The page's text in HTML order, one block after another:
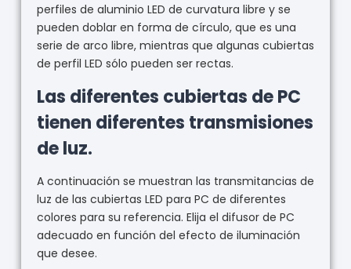
perfiles de aluminio LED de curvatura libre y se
pueden doblar en forma de círculo, que es una
serie de arco libre, mientras que algunas cubiertas
de perfil LED sólo pueden ser rectas.
Las diferentes cubiertas de PC
tienen diferentes transmisiones
de luz.
A continuación se muestran las transmitancias de
luz de las cubiertas LED para PC de diferentes
colores para su referencia. Elija el difusor de PC
adecuado en función del efecto de iluminación
que desee.